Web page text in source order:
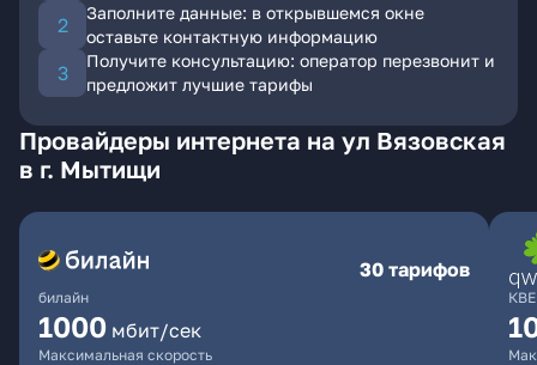
Заполните данные: в открывшемся окне
оставьте контактную информацию
Получите консультацию: оператор перезвонит и
предложит лучшие тарифы
Провайдеры интернета на ул Вязовская
в г. Мытищи
билайн
30 тарифов
1000 мбит/сек
Максимальная скорость